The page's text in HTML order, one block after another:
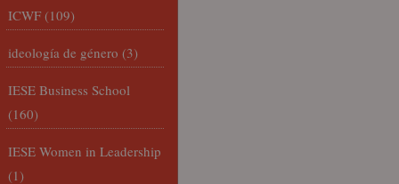
ICWF (109)
ideología de género (3)
IESE Business School
(160)
IESE Women in Leadership
(1)